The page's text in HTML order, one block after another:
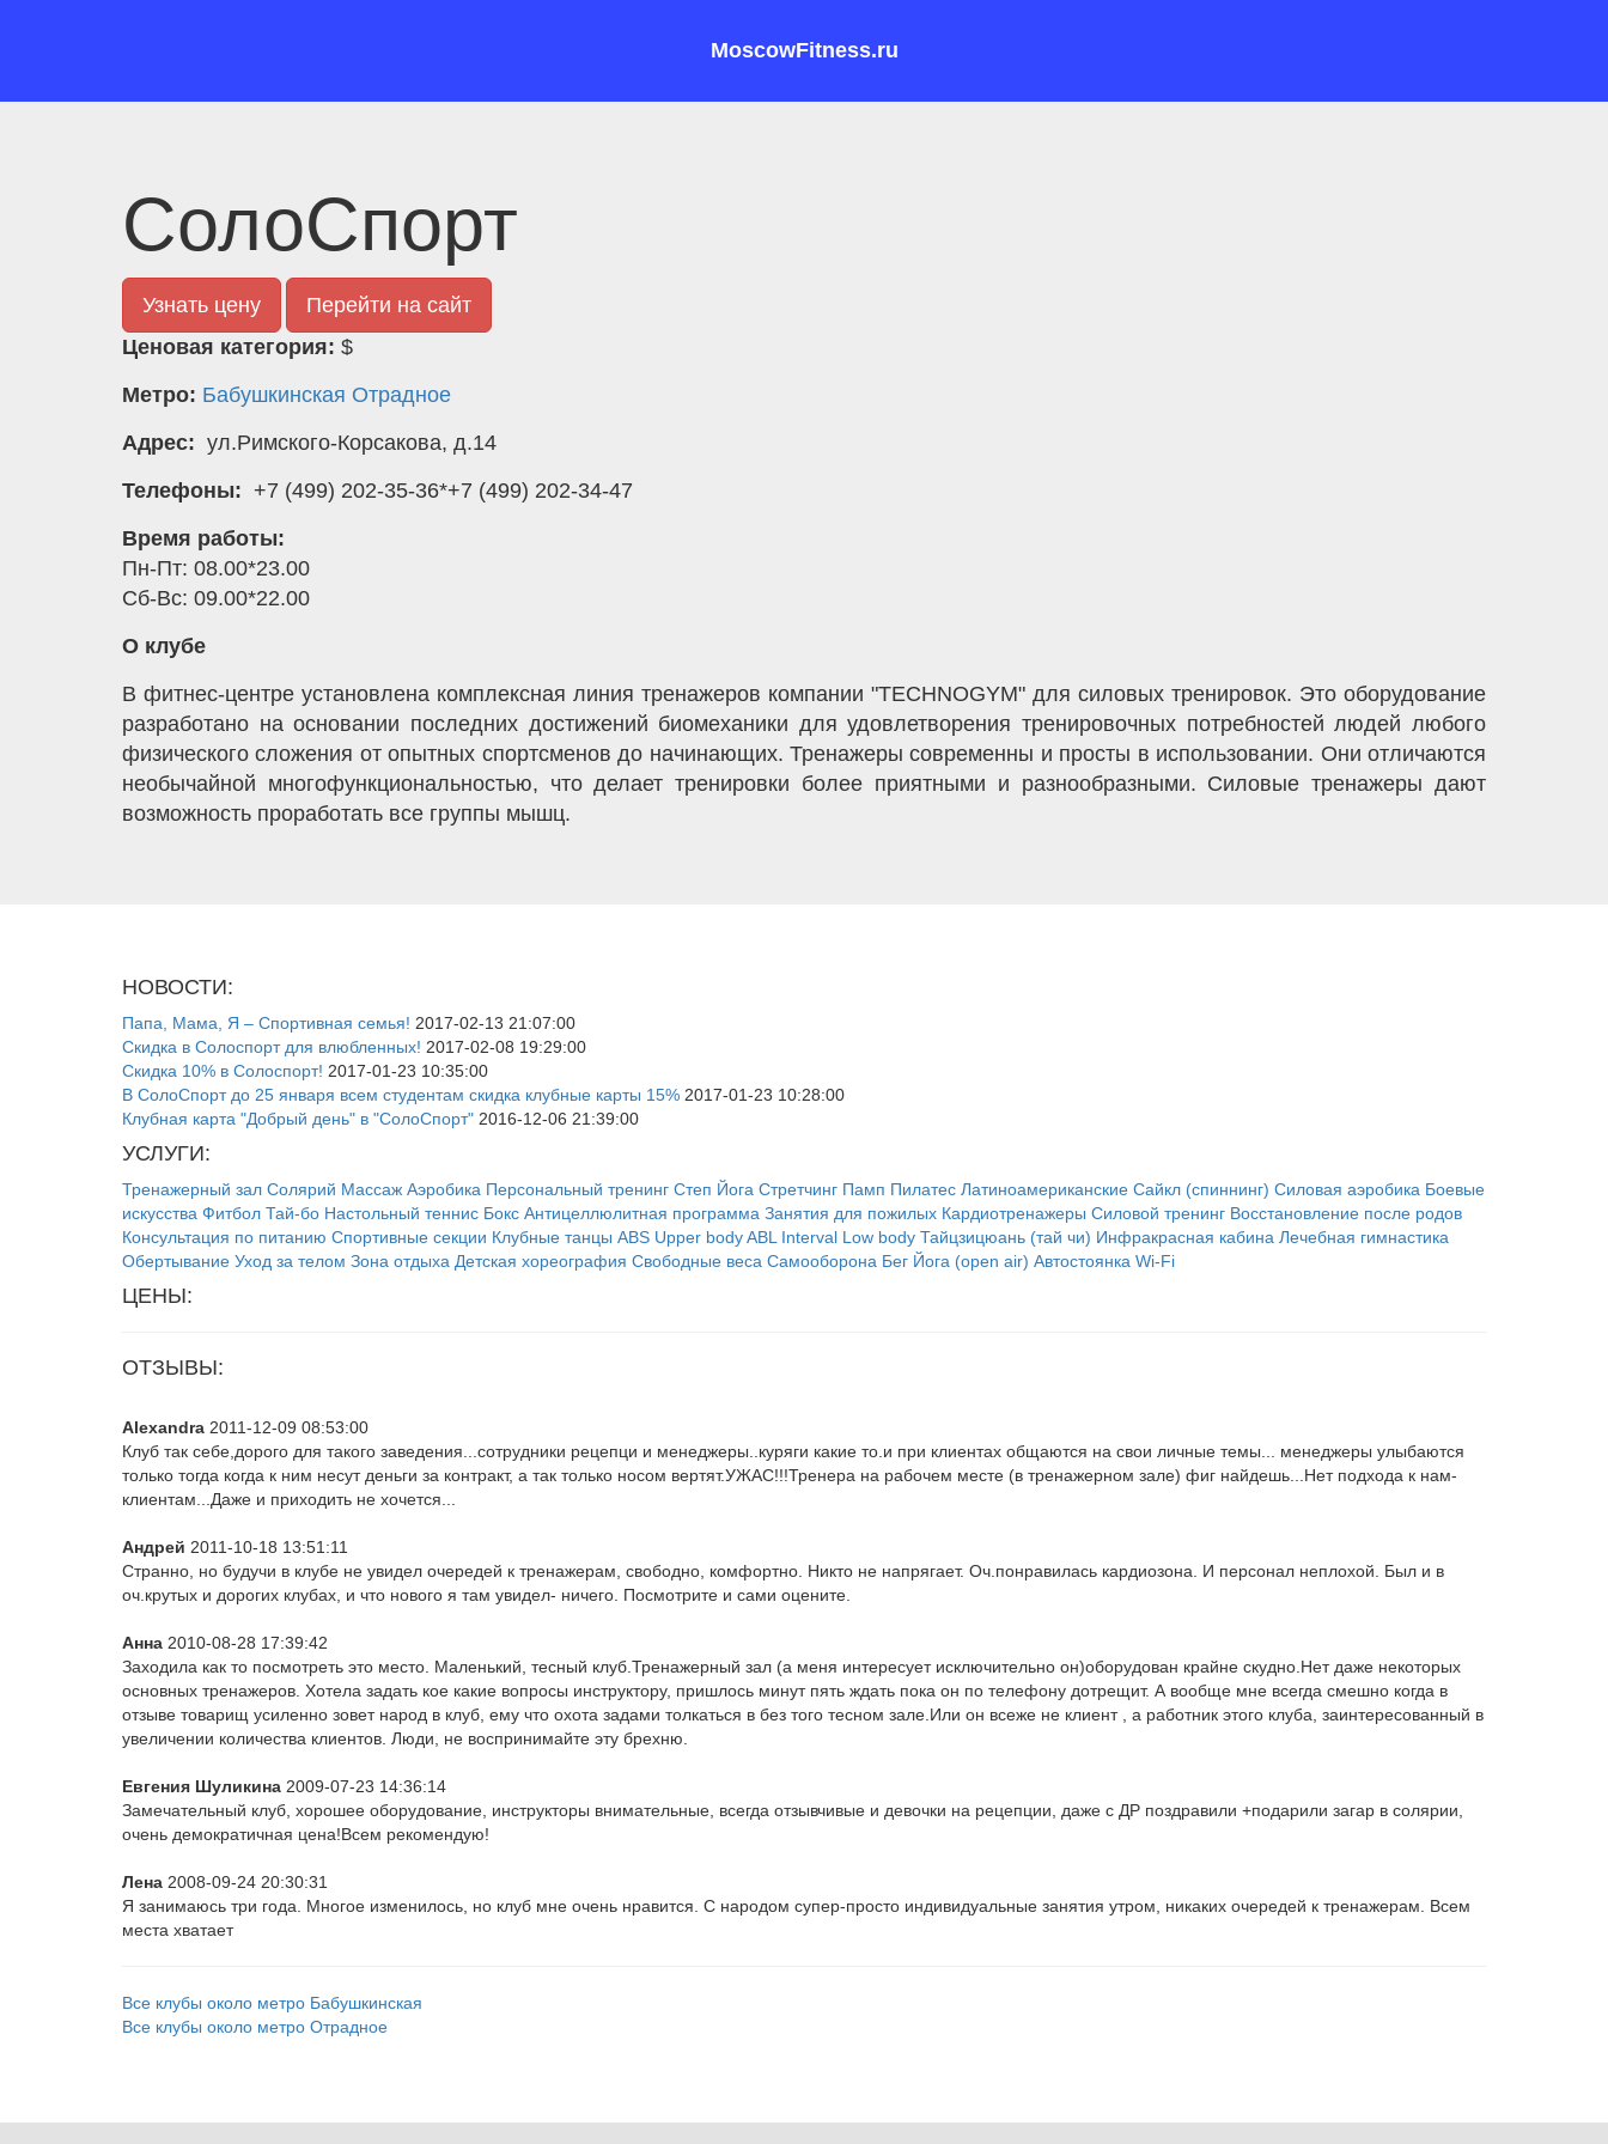
MoscowFitness.ru
СолоСпорт
Узнать цену
Перейти на сайт
Ценовая категория: $
Метро: Бабушкинская Отрадное
Адрес: ул.Римского-Корсакова, д.14
Телефоны: +7 (499) 202-35-36*+7 (499) 202-34-47
Время работы:
Пн-Пт: 08.00*23.00
Сб-Вс: 09.00*22.00
О клубе
В фитнес-центре установлена комплексная линия тренажеров компании "TECHNOGYM" для силовых тренировок. Это оборудование
разработано на основании последних достижений биомеханики для удовлетворения тренировочных потребностей людей любого
физического сложения от опытных спортсменов до начинающих. Тренажеры современны и просты в использовании. Они отличаются
необычайной многофункциональностью, что делает тренировки более приятными и разнообразными. Силовые тренажеры дают
возможность проработать все группы мышц.
НОВОСТИ:
Папа, Мама, Я – Спортивная семья! 2017-02-13 21:07:00
Скидка в Солоспорт для влюбленных! 2017-02-08 19:29:00
Скидка 10% в Солоспорт! 2017-01-23 10:35:00
В СолоСпорт до 25 января всем студентам скидка клубные карты 15% 2017-01-23 10:28:00
Клубная карта "Добрый день" в "СолоСпорт" 2016-12-06 21:39:00
УСЛУГИ:
Тренажерный зал Солярий Массаж Аэробика Персональный тренинг Степ Йога Стретчинг Памп Пилатес Латиноамериканские Сайкл (спиннинг) Силовая аэробика Боевые
искусства Фитбол Тай-бо Настольный теннис Бокс Антицеллюлитная программа Занятия для пожилых Кардиотренажеры Силовой тренинг Восстановление после родов
Консультация по питанию Спортивные секции Клубные танцы ABS Upper bodyABL Interval Low body Тайцзицюань (тай чи) Инфракрасная кабина Лечебная гимнастика
Обертывание Уход за телом Зона отдыха Детская хореография Свободные веса Самооборона Бег Йога (open air) Автостоянка Wi-Fi
ЦЕНЫ:
ОТЗЫВЫ:
Alexandra 2011-12-09 08:53:00
Клуб так себе,дорого для такого заведения...сотрудники рецепци и менеджеры..куряги какие то.и при клиентах общаются на свои личные темы... менеджеры улыбаются
только тогда когда к ним несут деньги за контракт, а так только носом вертят.УЖАС!!!Тренера на рабочем месте (в тренажерном зале) фиг найдешь...Нет подхода к нам-
клиентам...Даже и приходить не хочется...
Андрей 2011-10-18 13:51:11
Странно, но будучи в клубе не увидел очередей к тренажерам, свободно, комфортно. Никто не напрягает. Оч.понравилась кардиозона. И персонал неплохой. Был и в
оч.крутых и дорогих клубах, и что нового я там увидел- ничего. Посмотрите и сами оцените.
Анна 2010-08-28 17:39:42
Заходила как то посмотреть это место. Маленький, тесный клуб.Тренажерный зал (а меня интересует исключительно он)оборудован крайне скудно.Нет даже некоторых
основных тренажеров. Хотела задать кое какие вопросы инструктору, пришлось минут пять ждать пока он по телефону дотрещит. А вообще мне всегда смешно когда в
отзыве товарищ усиленно зовет народ в клуб, ему что охота задами толкаться в без того тесном зале.Или он всеже не клиент , а работник этого клуба, заинтересованный в
увеличении количества клиентов. Люди, не воспринимайте эту брехню.
Евгения Шуликина 2009-07-23 14:36:14
Замечательный клуб, хорошее оборудование, инструкторы внимательные, всегда отзывчивые и девочки на рецепции, даже с ДР поздравили +подарили загар в солярии,
очень демократичная цена!Всем рекомендую!
Лена 2008-09-24 20:30:31
Я занимаюсь три года. Многое изменилось, но клуб мне очень нравится. С народом супер-просто индивидуальные занятия утром, никаких очередей к тренажерам. Всем
места хватает
Все клубы около метро Бабушкинская
Все клубы около метро Отрадное